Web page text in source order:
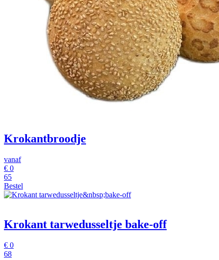
Krokantbroodje
vanaf
€ 0
65
Bestel
Krokant tarwedusseltje bake-off
€ 0
68